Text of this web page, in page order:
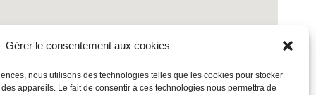
Gérer le consentement aux cookies
nous utilisons des technologies telles que les cookies pour stocker
appareils. Le fait de consentir à ces technologies nous permettra de